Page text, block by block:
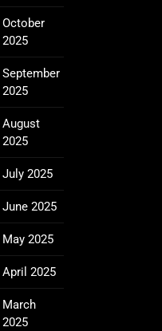
October
2025
September
2025
August
2025
July 2025
June 2025
May 2025
April 2025
March
2025